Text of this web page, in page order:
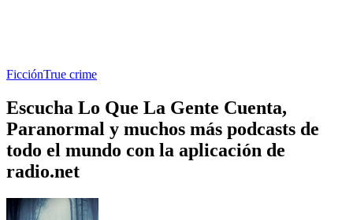
FicciónTrue crime
Escucha Lo Que La Gente Cuenta,
Paranormal y muchos más podcasts de
todo el mundo con la aplicación de
radio.net